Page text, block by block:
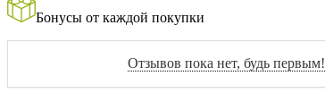
Бонусы от каждой покупки
Отзывов пока нет, будь первым!